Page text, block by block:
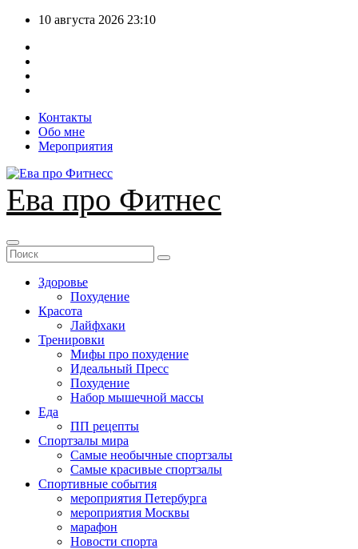
Перейти
содержимому
10 августа 2026 23:10
Контакты
Обо мне
Мероприятия
Ева про Фитнес
Здоровье
Похудение
Красота
Лайфхаки
Тренировки
Мифы про похудение
Идеальный Пресс
Похудение
Набор мышечной массы
Еда
ПП рецепты
Спортзалы мира
Самые необычные спортзалы
Самые красивые спортзалы
Спортивные события
мероприятия Петербурга
мероприятия Москвы
марафон
Новости спорта